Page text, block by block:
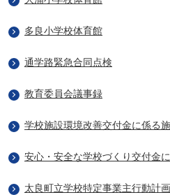
多良小学校体育館
通学路緊急合同点検
教育委員会議事録
学校施設環境改善交付金に係る
安心・安全な学校づくり交付金
太良町立学校特定事業主行動計画